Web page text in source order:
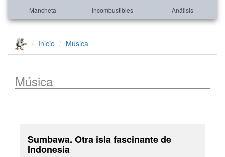
Mancheta Incombustibles Análisis
Inicio Música
Música
Sumbawa. Otra isla fascinante de
Indonesia